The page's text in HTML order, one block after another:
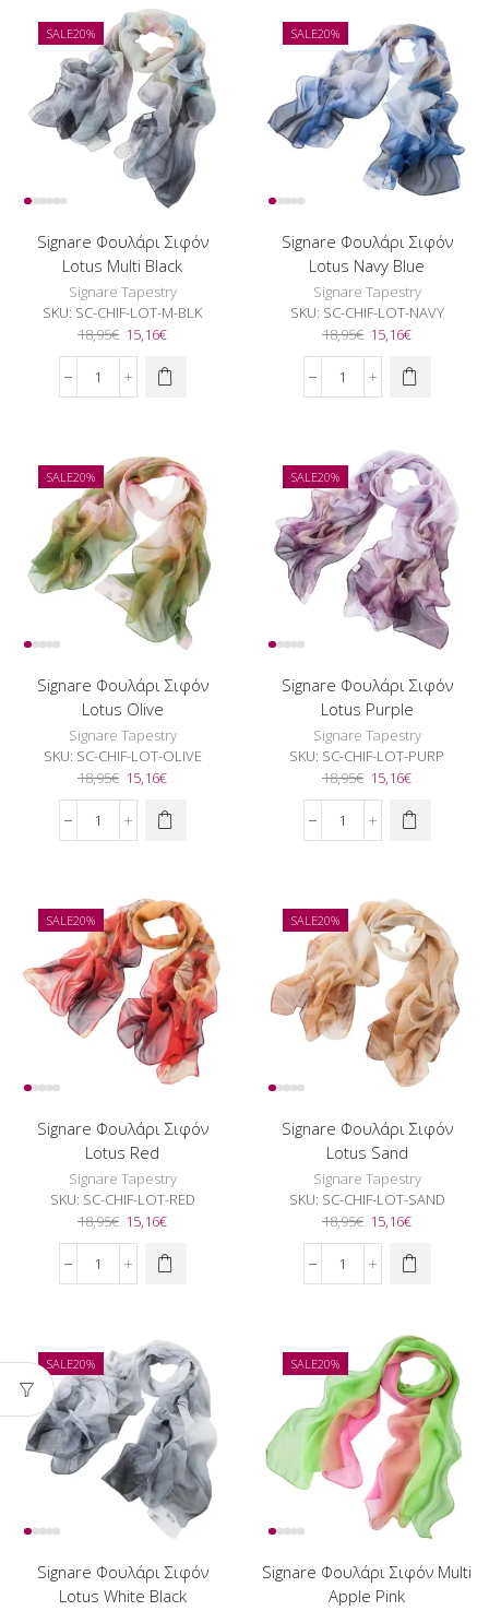
Red
ποσότητα
Light
Blue
ποσότητα
SALE20%
Signare Φουλάρι Σιφόν
Lotus Multi Black
Signare Tapestry
SKU: SC-CHIF-LOT-M-BLK
18,95€ Original
price
was:
18,95€.
15,16€Η
τιμή
Signare
Multi
Black
ποσότητα
SALE20%
Signare Φουλάρι Σιφόν
Lotus Navy Blue
Signare Tapestry
SKU: SC-CHIF-LOT-NAVY
18,95€ Original
price
was:
18,95€.
15,16€Η
τιμή
Signare
Navy
Blue
ποσότητα
SALE20%
Signare Φουλάρι Σιφόν
Lotus Olive
Signare Tapestry
SKU: SC-CHIF-LOT-OLIVE
18,95€ Original
price
was:
18,95€.
15,16€Η
τιμή
Signare
Olive
ποσότητα
SALE20%
Signare Φουλάρι Σιφόν
Lotus Purple
Signare Tapestry
SKU: SC-CHIF-LOT-PURP
18,95€ Original
price
was:
18,95€.
15,16€Η
τιμή
Signare
Purple
ποσότητα
SALE20%
Signare Φουλάρι Σιφόν
Lotus Red
Signare Tapestry
SKU: SC-CHIF-LOT-RED
18,95€ Original
price
was:
18,95€.
15,16€Η
τιμή
Signare
Red
ποσότητα
SALE20%
Signare Φουλάρι Σιφόν
Lotus Sand
Signare Tapestry
SKU: SC-CHIF-LOT-SAND
18,95€ Original
price
was:
18,95€.
15,16€Η
τιμή
Signare
Sand
ποσότητα
SALE20%
Signare Φουλάρι Σιφόν
Lotus White Black
SALE20%
Signare Φουλάρι Σιφόν Multi
Apple Pink